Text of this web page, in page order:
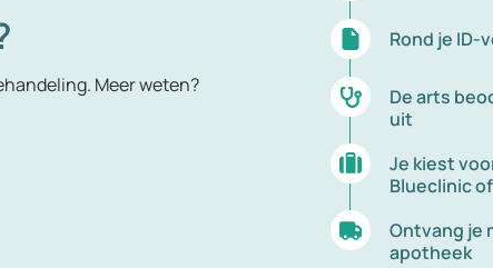
Meer weten?
Rond je ID-
De arts
uit
Je kiest
Blueclinic
Ontvang je
apotheek